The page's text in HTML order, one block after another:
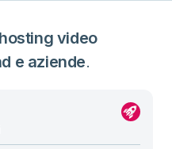
hosting video
e aziende.